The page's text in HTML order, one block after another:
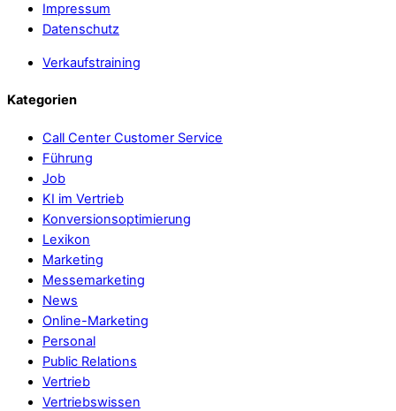
Impressum
Datenschutz
Verkaufstraining
Kategorien
Call Center Customer Service
Führung
Job
KI im Vertrieb
Konversionsoptimierung
Lexikon
Marketing
Messemarketing
News
Online-Marketing
Personal
Public Relations
Vertrieb
Vertriebswissen